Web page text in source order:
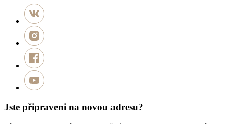
Jste připraveni na novou adresu?